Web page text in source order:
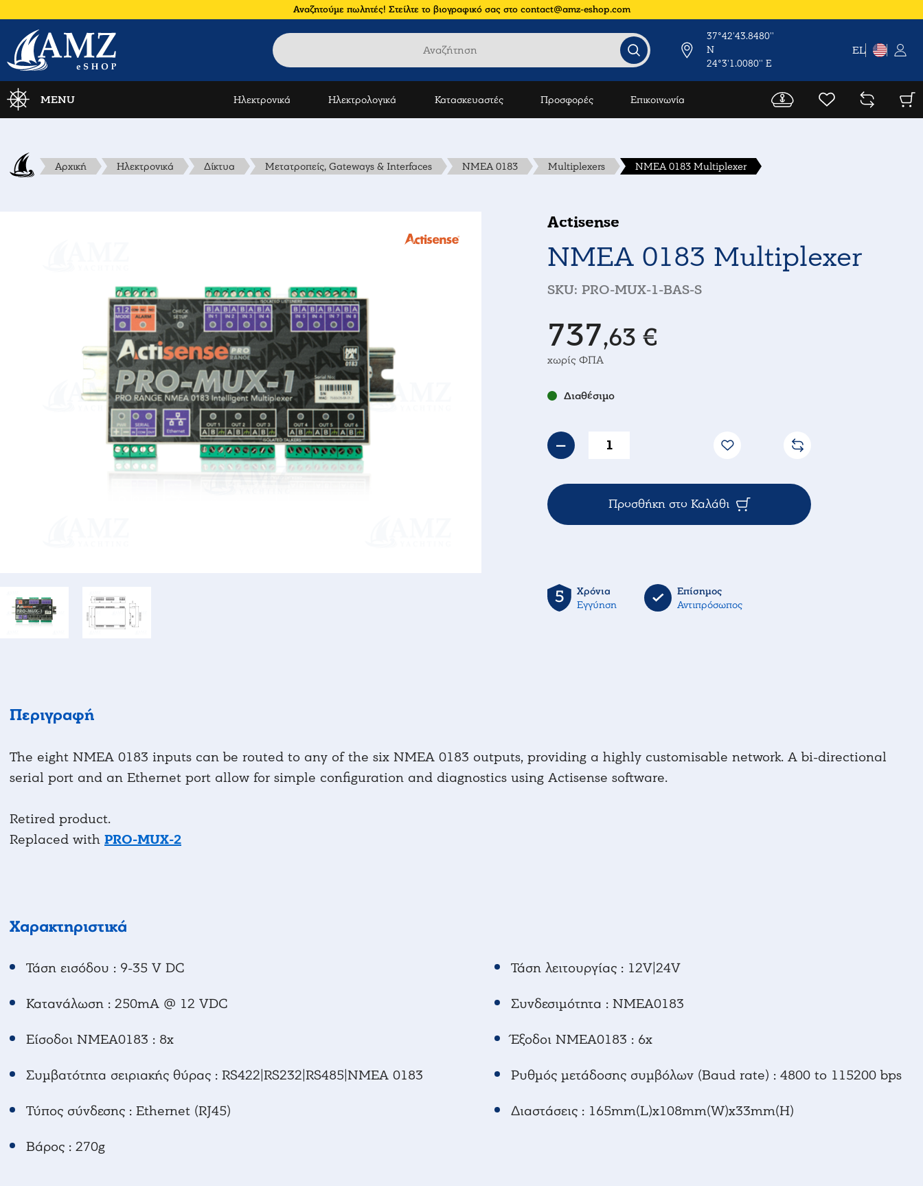
Αναζητούμε πωλητές! Στείλτε το βιογραφικό σας στο contact@amz-eshop.com
37°42'43.8480''
N
24°3'1.0080'' E
EL
MENU Ηλεκτρονικά Ηλεκτρολογικά Κατασκευαστές Προσφορές Επικοινωνία
Αρχική Ηλεκτρονικά Δίκτυα Μετατροπείς, Gateways & Interfaces NMEA 0183 Multiplexers NMEA 0183 Multiplexer
Actisense
NMEA 0183 Multiplexer
SKU:PRO-MUX-1-BAS-S
737,63 €
χωρίς ΦΠΑ
Διαθέσιμο
Προσθήκη στο Καλάθι
Χρόνια
Εγγύηση
Επίσημος
Αντιπρόσωπος
Περιγραφή
The eight NMEA 0183 inputs can be routed to any of the six NMEA 0183 outputs, providing a highly customisable network. A bi-directional
serial port and an Ethernet port allow for simple configuration and diagnostics using Actisense software.
Retired product.
Replaced with PRO-MUX-2
Χαρακτηριστικά
Τάση εισόδου : 9-35 V DC Τάση λειτουργίας : 12V|24V
Κατανάλωση : 250mA @ 12 VDC Συνδεσιμότητα : NMEA0183
Είσοδοι NMEA0183 : 8x Έξοδοι NMEA0183 : 6x
Συμβατότητα σειριακής θύρας : RS422|RS232|RS485|NMEA 0183 Ρυθμός μετάδοσης συμβόλων (Baud rate) : 4800 to 115200 bps
Τύπος σύνδεσης : Ethernet (RJ45) Διαστάσεις : 165mm(L)x108mm(W)x33mm(H)
Βάρος : 270g